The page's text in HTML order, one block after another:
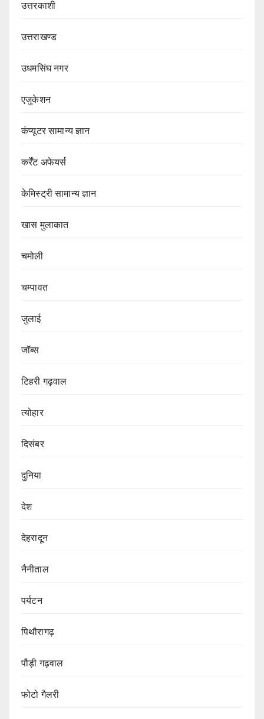
उत्तरकाशी
उत्तराखण्ड
उधमसिंघ नगर
एजुकेशन
कंप्यूटर सामान्य ज्ञान
कर्रेंट अफेयर्स
केमिस्ट्री सामान्य ज्ञान
खास मुलाकात
चमोली
चम्पावत
जुलाई
जॉब्स
टिहरी गढ़वाल
त्योहार
दिसंबर
दुनिया
देश
देहरादून
नैनीताल
पर्यटन
पिथौरागढ़
पौड़ी गढ़वाल
फोटो गैलरी